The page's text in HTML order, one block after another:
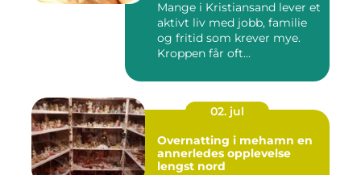
Mange i Kristiansand lever et
aktivt liv med jobb, familie
og fritid som krever mye.
Kroppen får oft...
02. jul
Overnatting i mehamn en
annerledes opplevelse
lengst nord